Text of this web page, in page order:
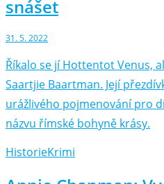
snášet
31. 5. 2022
Říkalo se jí Hottentot Venus,
Saartjie Baartman. Její
urážlivého pojmenování pro
názvu římské bohyně krásy.
HistorieKrimi